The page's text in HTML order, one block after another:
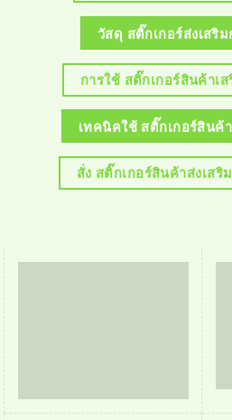
วัสดุ สติ๊กเกอร์ส่งเสริ
การใช้ สติ๊กเกอร์สินค้าเ
เทคนิคใช้ สติ๊กเกอร์สินค้
สั่ง สติ๊กเกอร์สินค้าส่งเสริ